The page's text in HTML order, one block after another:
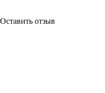
Оставить отзыв